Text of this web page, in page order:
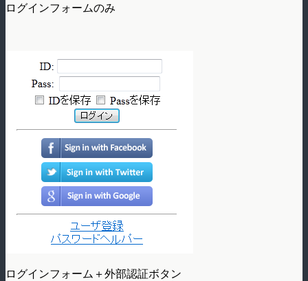
ログインフォームのみ
ログインフォーム＋外部認証ボタン